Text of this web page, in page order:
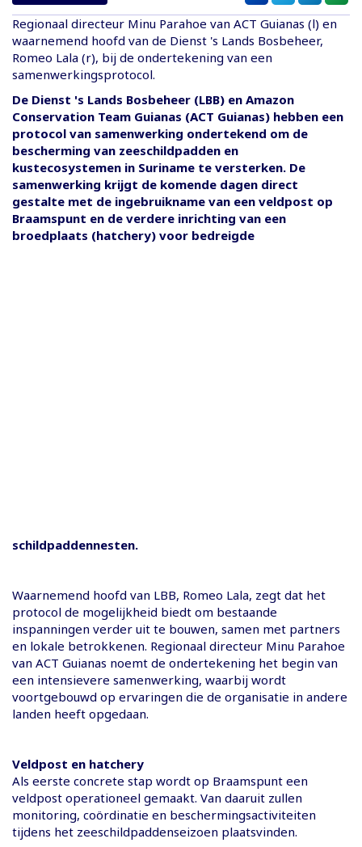
Regionaal directeur Minu Parahoe van ACT Guianas (l) en
waarnemend hoofd van de Dienst 's Lands Bosbeheer,
Romeo Lala (r), bij de ondertekening van een
samenwerkingsprotocol.
De Dienst 's Lands Bosbeheer (LBB) en Amazon
Conservation Team Guianas (ACT Guianas) hebben een
protocol van samenwerking ondertekend om de
bescherming van zeeschildpadden en
kustecosystemen in Suriname te versterken. De
samenwerking krijgt de komende dagen direct
gestalte met de ingebruikname van een veldpost op
Braamspunt en de verdere inrichting van een
broedplaats (hatchery) voor bedreigde
schildpaddennesten.
Waarnemend hoofd van LBB, Romeo Lala, zegt dat het
protocol de mogelijkheid biedt om bestaande
inspanningen verder uit te bouwen, samen met partners
en lokale betrokkenen. Regionaal directeur Minu Parahoe
van ACT Guianas noemt de ondertekening het begin van
een intensievere samenwerking, waarbij wordt
voortgebouwd op ervaringen die de organisatie in andere
landen heeft opgedaan.
Veldpost en hatchery
Als eerste concrete stap wordt op Braamspunt een
veldpost operationeel gemaakt. Van daaruit zullen
monitoring, coördinatie en beschermingsactiviteiten
tijdens het zeeschildpaddenseizoen plaatsvinden.